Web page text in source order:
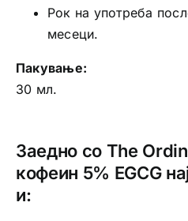
Рок на употреба
месеци.
Пакување:
30 мл.
Заедно со The
кофеин 5% EGCG
и: